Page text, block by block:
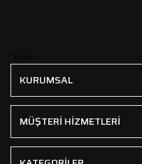
KURUMSAL
MÜŞTERİ HİZMETLERİ